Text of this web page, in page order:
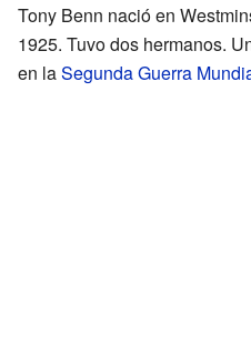
Tony Benn nació en
1925. Tuvo dos hermanos.
en laSegunda Guerra